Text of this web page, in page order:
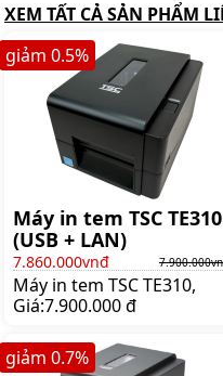
XEM TẤT CẢ SẢN PHẨM
Máy in tem TSC TE310
(USB + LAN)
7.860.000vnđ
Máy in tem TSC TE310,
Giá:7.900.000 đ
giảm 0.5%
giảm 0.7%